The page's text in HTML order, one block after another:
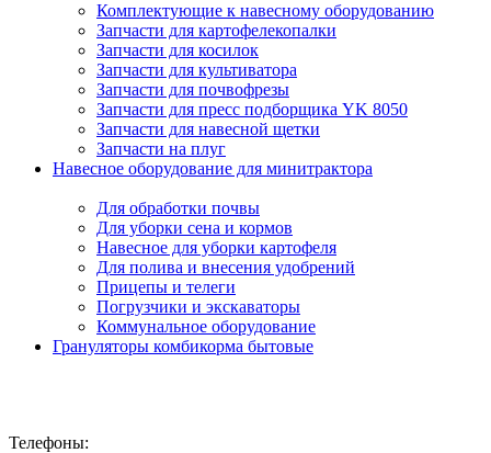
Комплектующие к навесному оборудованию
Запчасти для картофелекопалки
Запчасти для косилок
Запчасти для культиватора
Запчасти для почвофрезы
Запчасти для пресс подборщика YK 8050
Запчасти для навесной щетки
Запчасти на плуг
Навесное оборудование для минитрактора
Для обработки почвы
Для уборки сена и кормов
Навесное для уборки картофеля
Для полива и внесения удобрений
Прицепы и телеги
Погрузчики и экскаваторы
Коммунальное оборудование
Грануляторы комбикорма бытовые
Телефоны: